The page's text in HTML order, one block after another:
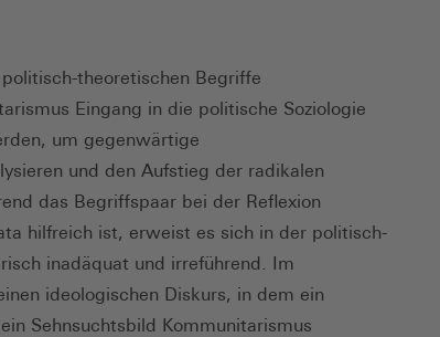
theoretischen Begriffe
Eingang in die politische Soziologie
um gegenwärtige
und den Aufstieg der radikalen
das Begriffspaar bei der Reflexion
hilfreich ist, erweist es sich in der politisch-
inadäquat und irreführend. Im
ideologischen Diskurs, in dem ein
Sehnsuchtsbild Kommunitarismus